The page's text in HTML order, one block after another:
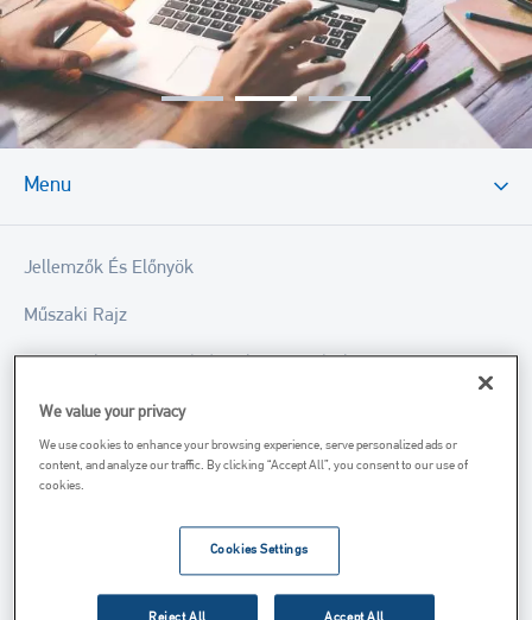
Menu
Jellemzők És Előnyök
Műszaki Rajz
Mit Tartalmaz A Precíziós Talajmintavétel?
A Mintavételi Folyamat Leírása
Kapcsolódó Termékek
Kérdése van az alkalmazással kapcsolatban? Kérdezze
We value your privacy
We use cookies to enhance your browsing experience, serve personalized ads or
content, and analyze our traffic. By clicking “Accept All”, you consent to our use of
cookies.
Cookies Settings